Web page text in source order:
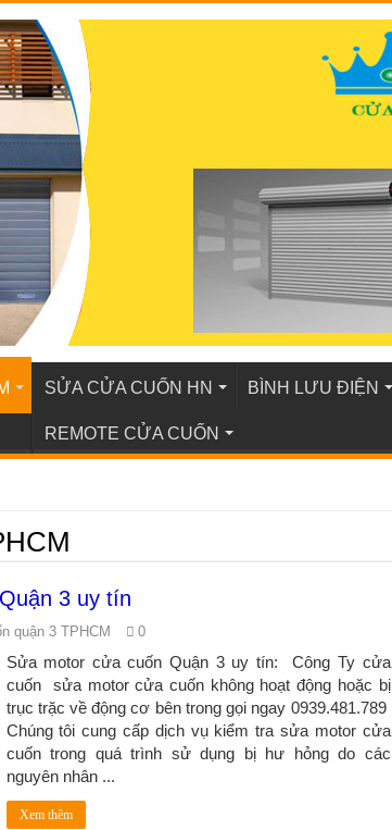
SỬA CỬA CUỐN HN BÌNH LƯU ĐIỆN
REMOTE CỬA CUỐN
3 uy tín
quận 3 TPHCM 0
Sửa motor cửa cuốn Quận 3 uy tín: Công Ty cửa
cuốn sửa motor cửa cuốn không hoạt động hoặc bị
trục trặc về động cơ bên trong gọi ngay 0939.481.789
Chúng tôi cung cấp dịch vụ kiểm tra sửa motor cửa
cuốn trong quá trình sử dụng bị hư hỏng do các
nguyên nhân ...
Xem thêm